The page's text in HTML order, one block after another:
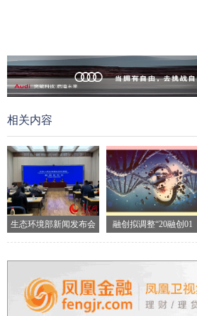
相关内容
生态环境部新闻发布会
现场
融创拟调整“20融创01